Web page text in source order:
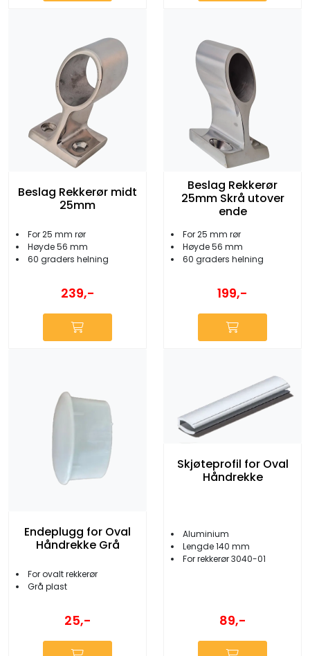
Beslag Rekkerør midt
25mm
For 25 mm rør
Høyde 56 mm
60 graders helning
239,-
Beslag Rekkerør
25mm Skrå utover
ende
For 25 mm rør
Høyde 56 mm
60 graders helning
199,-
Endeplugg for Oval
Håndrekke Grå
For ovalt rekkerør
Grå plast
25,-
Skjøteprofil for Oval
Håndrekke
Aluminium
Lengde 140 mm
For rekkerør 3040-01
89,-